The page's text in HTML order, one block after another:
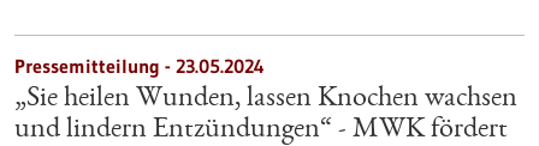
Pressemitteilung - 23.05.2024
„Sie heilen Wunden, lassen Knochen wachsen
und lindern Entzündungen“ - MWK fördert